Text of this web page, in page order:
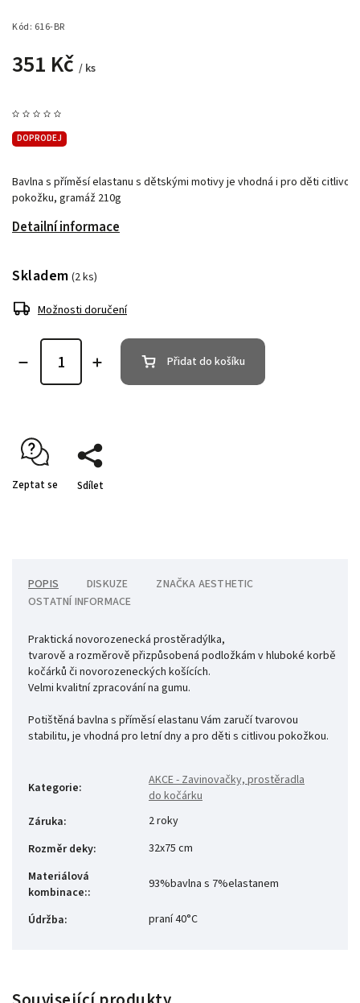
Kód: 616-BR
351 Kč / ks
DOPRODEJ
Bavlna s příměsí elastanu s dětskými motivy je vhodná i pro děti citlivou
pokožku, gramáž 210g
Detailní informace
Skladem (2 ks)
Možnosti doručení
Přidat do košíku
Zeptat se Sdílet
POPIS DISKUZE ZNAČKA AESTHETIC
OSTATNÍ INFORMACE
Praktická novorozenecká prostěradýlka,
tvarově a rozměrově přizpůsobená podložkám v hluboké korbě
kočárků či novorozeneckých košících.
Velmi kvalitní zpracování na gumu.
Potištěná bavlna s příměsí elastanu Vám zaručí tvarovou
stabilitu, je vhodná pro letní dny a pro děti s citlivou pokožkou.
Kategorie:
AKCE - Zavinovačky, prostěradla
do kočárku
Záruka:
2 roky
Rozměr deky:
32x75 cm
Materiálová
kombinace::
93%bavlna s 7%elastanem
Údržba: praní 40°C